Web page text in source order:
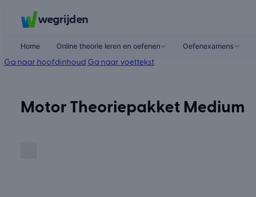
wegrijden
Home Online theorie leren en oefenen Oefenexamens
Ga naar hoofdinhoud Ga naar voettekst
Motor Theoriepakket Medium